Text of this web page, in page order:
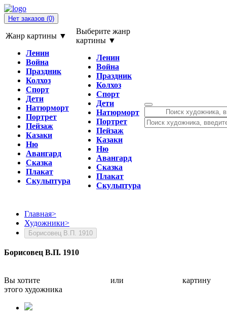
Нет заказов (0)
Жанр картины ▼
Ленин
Война
Праздник
Колхоз
Спорт
Дети
Натюрморт
Портрет
Пейзаж
Казаки
Ню
Авангард
Сказка
Плакат
Скульптура
Выберите жанр
картины ▼
Ленин
Война
Праздник
Колхоз
Спорт
Дети
Натюрморт
Портрет
Пейзаж
Казаки
Ню
Авангард
Сказка
Плакат
Скульптура
Главная>
Художники>
Борисовец В.П. 1910
Борисовец В.П. 1910
Вы хотите или
картину
этого художника